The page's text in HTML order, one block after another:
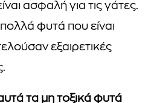
ασφαλή για τις γάτες.
φυτά που είναι
εξαιρετικές
τα μη τοξικά φυτά